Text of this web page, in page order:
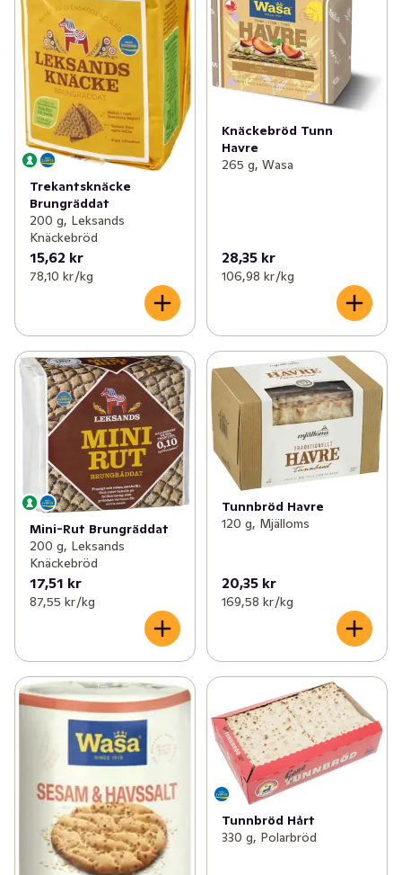
Trekantsknäcke
Brungräddat
200 g, Leksands
Knäckebröd
15,62 kr
78,10 kr /kg
Knäckebröd Tunn
Havre
265 g, Wasa
28,35 kr
106,98 kr /kg
Mini-Rut Brungräddat
200 g, Leksands
Knäckebröd
17,51 kr
87,55 kr /kg
Tunnbröd Havre
120 g, Mjälloms
20,35 kr
169,58 kr /kg
Tunnbröd Hårt
330 g, Polarbröd